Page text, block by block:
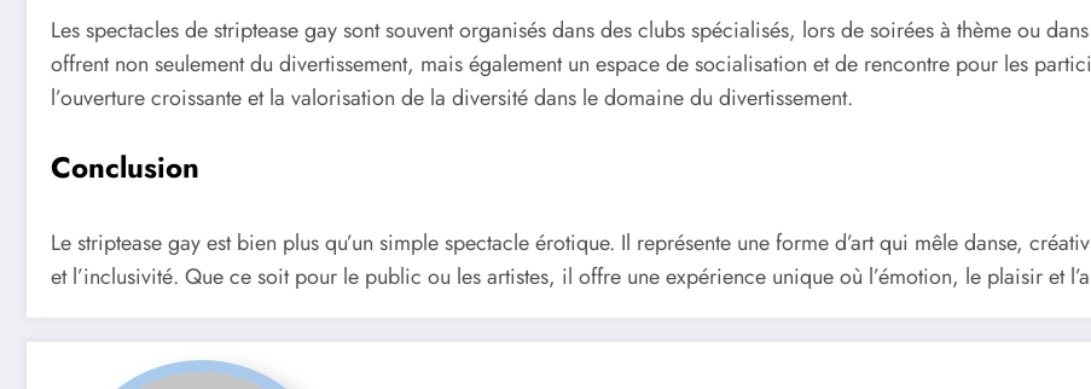
Les spectacles de striptease gay sont souvent organisés dans des clubs spécialisés, lors de soirées à thème ou
offrent non seulement du divertissement, mais également un espace de socialisation et de rencontre pour les
l’ouverture croissante et la valorisation de la diversité dans le domaine du divertissement.
Conclusion
Le striptease gay est bien plus qu’un simple spectacle érotique. Il représente une forme d’art qui mêle danse,
et l’inclusivité. Que ce soit pour le public ou les artistes, il offre une expérience unique où l’émotion, le plaisir et